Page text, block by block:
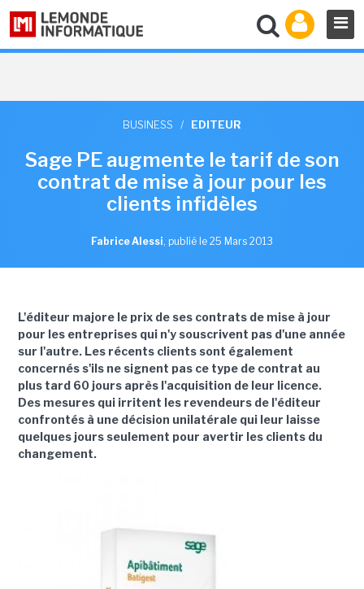
BUSINESS / EDITEUR
Sage PE augmente le tarif de son
contrat de mise à jour pour les
clients infidèles
Fabrice Alessi, publié le 25 Mars 2013
L'éditeur majore le prix de ses contrats de mise à jour
pour les entreprises qui n'y souscrivent pas d'une année
sur l'autre. Les récents clients sont également
concernés s'ils ne signent pas ce type de contrat au
plus tard 60 jours après l'acquisition de leur licence.
Des mesures qui irritent les revendeurs de l'éditeur
confrontés à une décision unilatérale qui leur laisse
quelques jours seulement pour avertir les clients du
changement.